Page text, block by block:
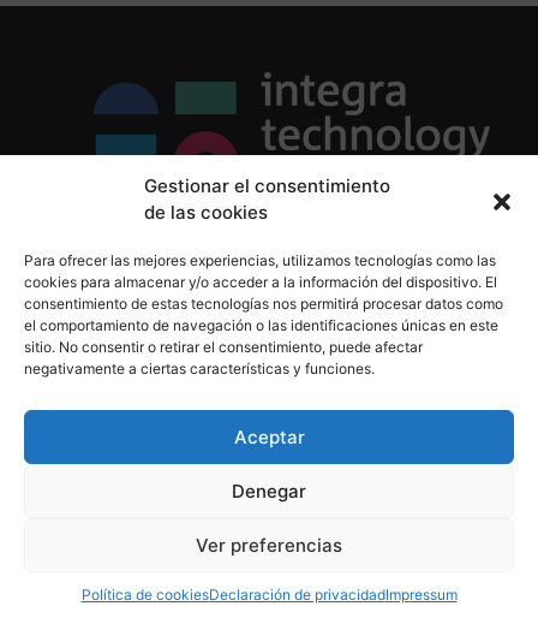
Gestionar el consentimiento
de las cookies
Para ofrecer las mejores experiencias, utilizamos tecnologías como las
cookies para almacenar y/o acceder a la información del dispositivo. El
consentimiento de estas tecnologías nos permitirá procesar datos como
el comportamiento de navegación o las identificaciones únicas en este
sitio. No consentir o retirar el consentimiento, puede afectar
negativamente a ciertas características y funciones.
Aceptar
Denegar
Ver preferencias
Política de cookiesDeclaración de privacidadImpressum
Política de Cookies
Aviso Legal
910 607 564
derechos reservados